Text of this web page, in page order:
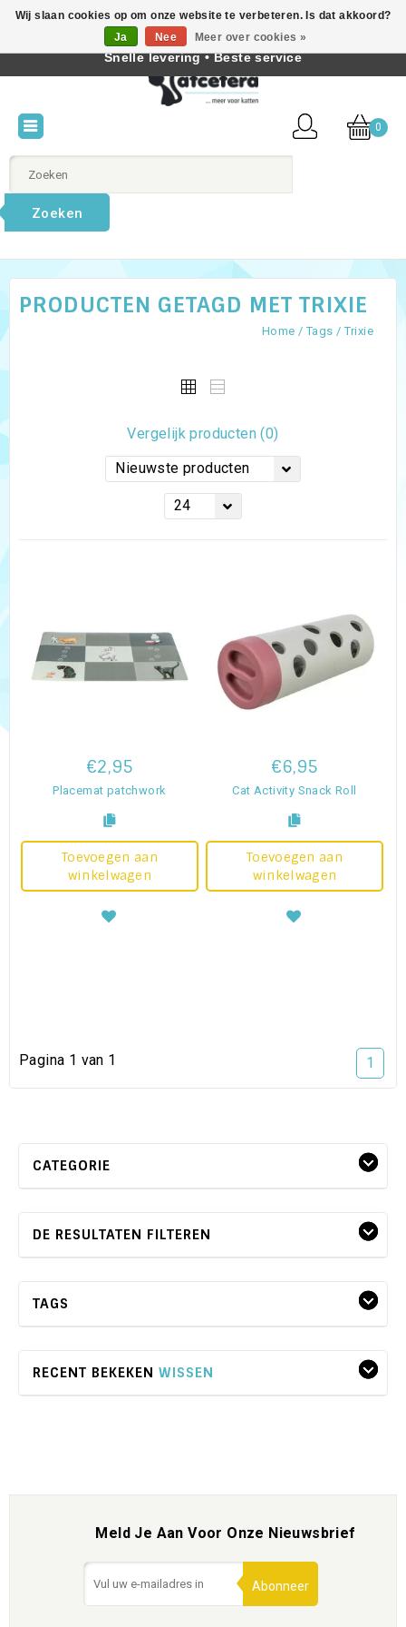
Nederlands
0
Zoeken
PRODUCTEN GETAGD MET TRIXIE
Home /Tags /Trixie
Vergelijk producten (0)
Nieuwste producten
24
€2,95
Placemat patchwork
Toevoegen aan
winkelwagen
€6,95
Cat Activity Snack Roll
Toevoegen aan
winkelwagen
Pagina 1 van 1 1
CATEGORIE
DE RESULTATEN FILTEREN
TAGS
RECENT BEKEKEN WISSEN
Meld Je Aan Voor Onze Nieuwsbrief
Abonneer
Wij slaan cookies op om onze website te verbeteren. Is dat akkoord?
Ja
Nee Meer over cookies »
Beste producten voor katten • Kennis van kattengedrag •
Snelle levering • Beste service